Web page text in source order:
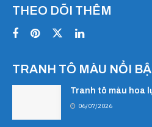
THEO DÕI THÊM
TRANH TÔ MÀU NỔI
Tranh tô màu hoa
06/07/2026